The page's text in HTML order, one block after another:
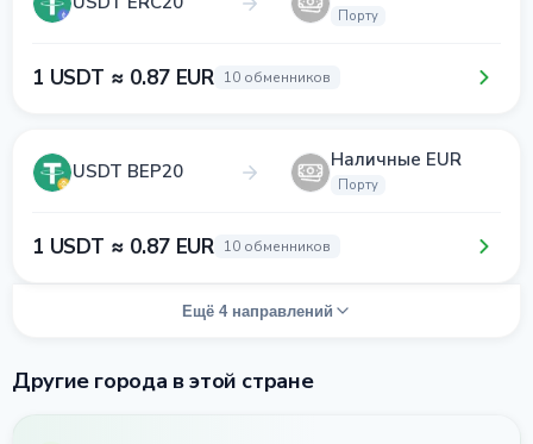
Порту
1 USDT ≈ 0.87 EUR 10 обменников
USDT BEP20 Наличные EUR
Порту
1 USDT ≈ 0.87 EUR 10 обменников
Ещё 4 направлений
Другие города в этой стране